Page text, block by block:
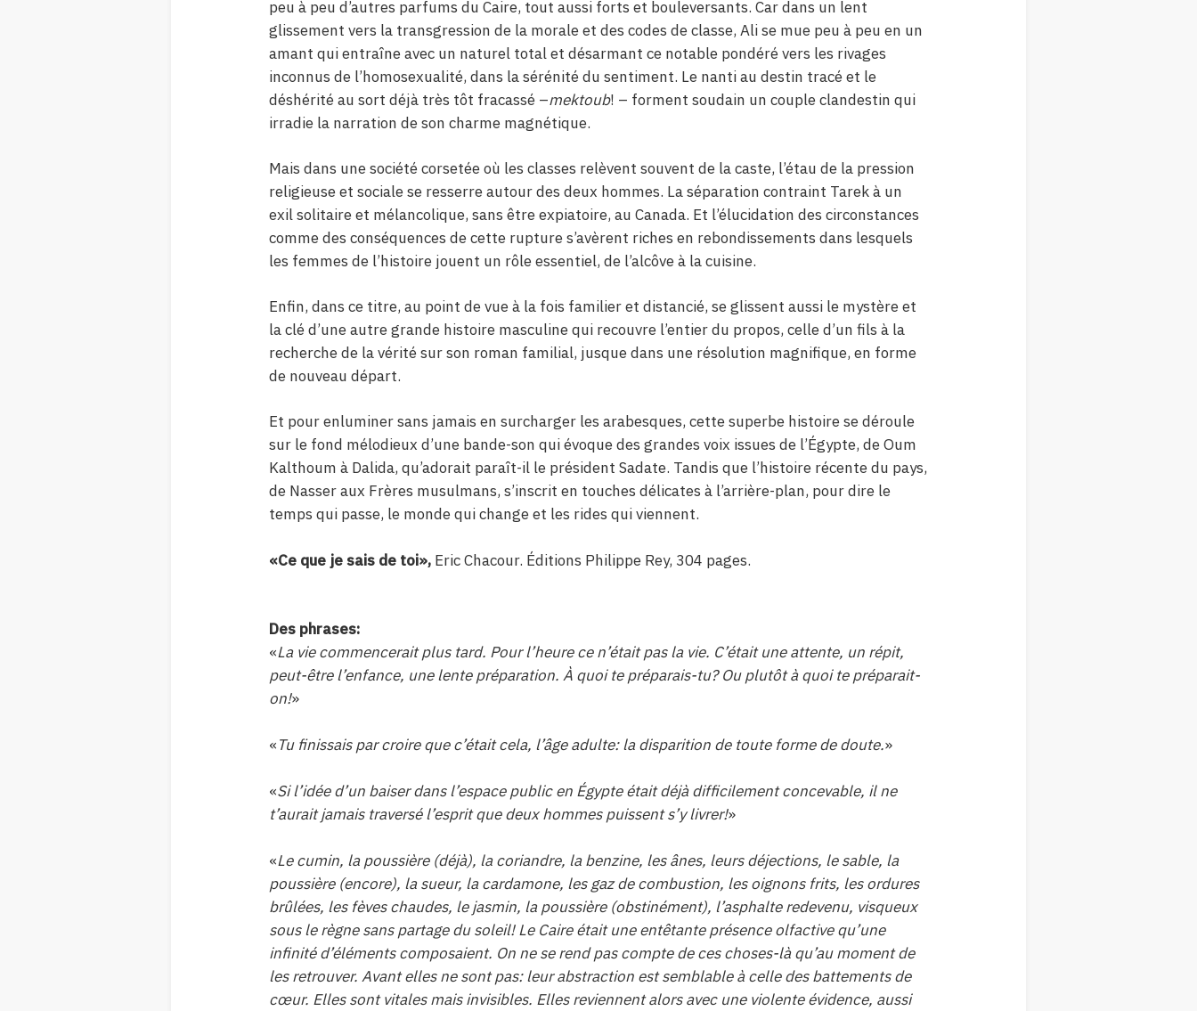
peu à peu d’autres parfums du Caire, tout aussi forts et bouleversants. Car dans un lent
glissement vers la transgression de la morale et des codes de classe, Ali se mue peu à peu en un
amant qui entraîne avec un naturel total et désarmant ce notable pondéré vers les rivages
inconnus de l’homosexualité, dans la sérénité du sentiment. Le nanti au destin tracé et le
déshérité au sort déjà très tôt fracassé –mektoub! – forment soudain un couple clandestin qui
irradie la narration de son charme magnétique.
Mais dans une société corsetée où les classes relèvent souvent de la caste, l’étau de la pression
religieuse et sociale se resserre autour des deux hommes. La séparation contraint Tarek à un
exil solitaire et mélancolique, sans être expiatoire, au Canada. Et l’élucidation des circonstances
comme des conséquences de cette rupture s’avèrent riches en rebondissements dans lesquels
les femmes de l’histoire jouent un rôle essentiel, de l’alcôve à la cuisine.
Enfin, dans ce titre, au point de vue à la fois familier et distancié, se glissent aussi le mystère et
la clé d’une autre grande histoire masculine qui recouvre l’entier du propos, celle d’un fils à la
recherche de la vérité sur son roman familial, jusque dans une résolution magnifique, en forme
de nouveau départ.
Et pour enluminer sans jamais en surcharger les arabesques, cette superbe histoire se déroule
sur le fond mélodieux d’une bande-son qui évoque des grandes voix issues de l’Égypte, de Oum
Kalthoum à Dalida, qu’adorait paraît-il le président Sadate. Tandis que l’histoire récente du pays,
de Nasser aux Frères musulmans, s’inscrit en touches délicates à l’arrière-plan, pour dire le
temps qui passe, le monde qui change et les rides qui viennent.
«Ce que je sais de toi», Eric Chacour. Éditions Philippe Rey, 304 pages.
Des phrases:
«La vie commencerait plus tard. Pour l’heure ce n’était pas la vie. C’était une attente, un répit,
peut-être l’enfance, une lente préparation. À quoi te préparais-tu? Ou plutôt à quoi te préparait-
on!»
«Tu finissais par croire que c’était cela, l’âge adulte: la disparition de toute forme de doute.»
«Si l’idée d’un baiser dans l’espace public en Égypte était déjà difficilement concevable, il ne
t’aurait jamais traversé l’esprit que deux hommes puissent s’y livrer!»
«Le cumin, la poussière (déjà), la coriandre, la benzine, les ânes, leurs déjections, le sable, la
poussière (encore), la sueur, la cardamone, les gaz de combustion, les oignons frits, les ordures
brûlées, les fèves chaudes, le jasmin, la poussière (obstinément), l’asphalte redevenu, visqueux
sous le règne sans partage du soleil! Le Caire était une entêtante présence olfactive qu’une
infinité d’éléments composaient. On ne se rend pas compte de ces choses-là qu’au moment de
les retrouver. Avant elles ne sont pas: leur abstraction est semblable à celle des battements de
cœur. Elles sont vitales mais invisibles. Elles reviennent alors avec une violente évidence, aussi